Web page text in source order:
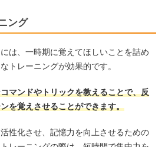
ング
は、一時期に覚えてほしいことを詰め
トレーニングが効果的です。
マンドやトリックを教えることで、反
を覚えさせることができます。
性化させ、記憶力を向上させるための